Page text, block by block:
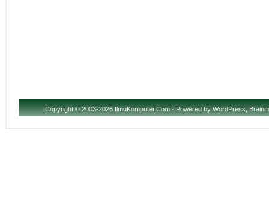
Copyright© 2003-2026 IlmuKomputer.Com · Powered byWordPress,